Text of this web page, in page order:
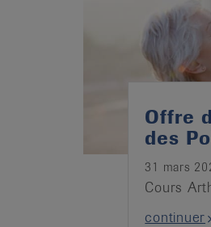
Offre
des
31 mars
Cours
continuer